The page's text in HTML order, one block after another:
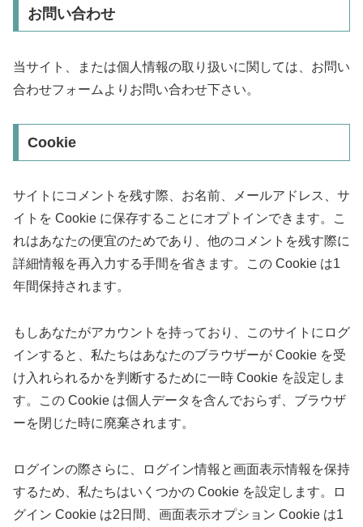
お問い合わせ
当サイト、または個人情報の取り扱いに関しては、お問い
合わせフォームよりお問い合わせ下さい。
Cookie
サイトにコメントを残す際、お名前、メールアドレス、サ
イトを Cookie に保存することにオプトインできます。こ
れはあなたの便宜のためであり、他のコメントを残す際に
詳細情報を再入力する手間を省きます。この Cookie は1
年間保持されます。
もしあなたがアカウントを持っており、このサイトにログ
インすると、私たちはあなたのブラウザーが Cookie を受
け入れられるかを判断するために一時 Cookie を設定しま
す。この Cookie は個人データを含んでおらず、ブラウザ
ーを閉じた時に廃棄されます。
ログインの際さらに、ログイン情報と画面表示情報を保持
するため、私たちはいくつかの Cookie を設定します。ロ
グイン Cookie は2日間、画面表示オプション Cookie は1